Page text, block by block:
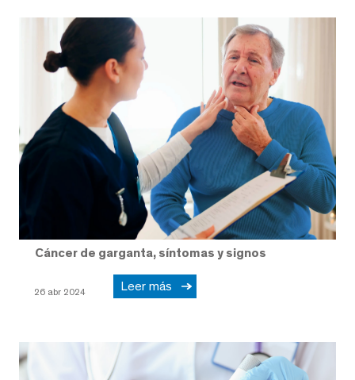
Cáncer de garganta, síntomas y signos
26 abr 2024 Leer más